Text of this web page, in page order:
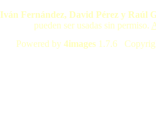
Iván Fernández, David Pérez y Raúl
pueden ser usadas sin permiso.
Powered by 4images 1.7.6